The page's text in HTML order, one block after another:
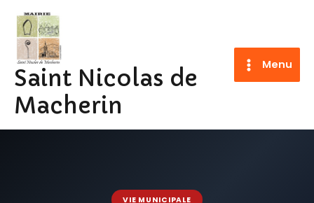
contenu
Saint Nicolas de
Macherin
Menu
VIE MUNICIPALE